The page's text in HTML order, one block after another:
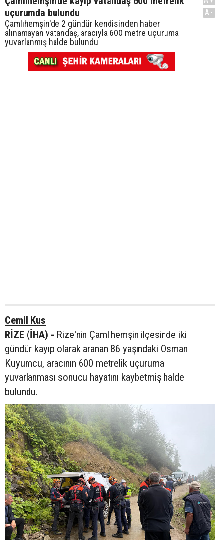
uçurumda bulundu
Çamlıhemşin'de 2 gündür kendisinden haber
alınamayan vatandaş, aracıyla 600 metre uçuruma
yuvarlanmış halde bulundu
A-
Cemil Kus
RİZE (İHA) - Rize'nin Çamlıhemşin ilçesinde iki
gündür kayıp olarak aranan 86 yaşındaki Osman
Kuyumcu, aracının 600 metrelik uçuruma
yuvarlanması sonucu hayatını kaybetmiş halde
bulundu.